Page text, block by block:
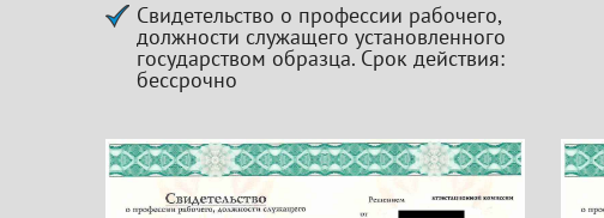
Свидетельство о профессии рабочего,
должности служащего установленного
государством образца. Срок действия:
бессрочно